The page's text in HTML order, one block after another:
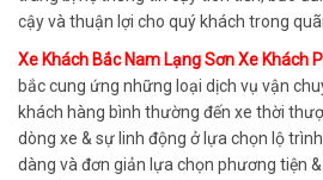
cậy và thuận lợi cho quý khách trong
Xe Khách Bắc Nam Lạng Sơn Xe Khách
bắc cung ứng những loại dịch vụ vận
khách hàng bình thường đến xe thời
dòng xe & sự linh động ở lựa chọn lộ
dàng và đơn giản lựa chọn phương tiện